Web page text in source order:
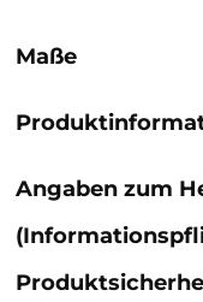
Maße
Angaben zum